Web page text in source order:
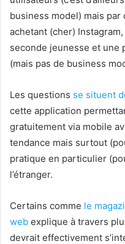
business model) mais par
achetant (cher) Instagram,
seconde jeunesse et une
(mais pas de business
Les questions se situent
cette application
gratuitement via mobile
tendance mais surtout
pratique en particulier
l’étranger.
Certains comme le
web explique à travers
devrait effectivement